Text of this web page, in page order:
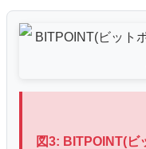
図3: BITPOINT(ビ